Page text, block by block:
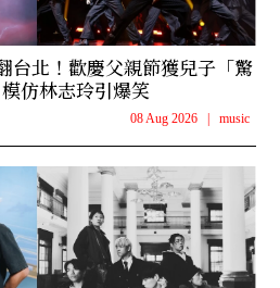
台北！歡慶父親節獲兒子「驚
仿林志玲引爆笑
08 Aug 2026 music